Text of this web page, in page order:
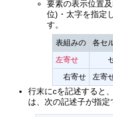
要素の表示位置
位)・太字を指定
す。
表組みの 各セ
左寄せ
右寄せ
左寄
行末にcを記述すると
は、次の記述子が指定